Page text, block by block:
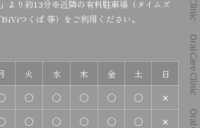
より約13分※近隣の有料駐車場（タイムズ
つくば 等）をご利用ください。
火 水 木 金 土
日
◯ ◯ ◯ ◯ ◯
✕
◯ ◯ ◯ ◯ ◯ ✕